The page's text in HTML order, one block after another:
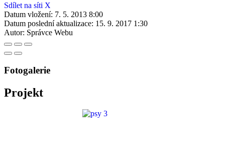
Sdílet na síti X
Datum vložení: 7. 5. 2013 8:00
Datum poslední aktualizace: 15. 9. 2017 1:30
Autor: Správce Webu
Fotogalerie
Projekt